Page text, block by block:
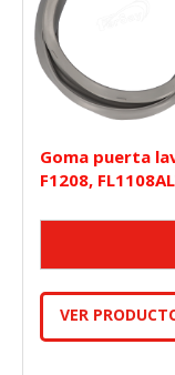
Goma puerta
F1208,
VER